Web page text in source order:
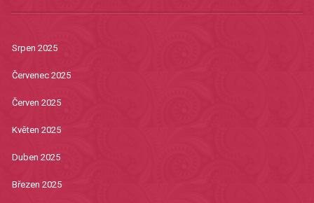
Srpen 2025
Červenec 2025
Červen 2025
Květen 2025
Duben 2025
Březen 2025